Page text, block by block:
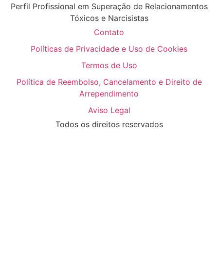
Perfil Profissional em Superação de Relacionamentos
Tóxicos e Narcisistas
Contato
Políticas de Privacidade e Uso de Cookies
Termos de Uso
Política de Reembolso, Cancelamento e Direito de
Arrependimento
Aviso Legal
Todos os direitos reservados